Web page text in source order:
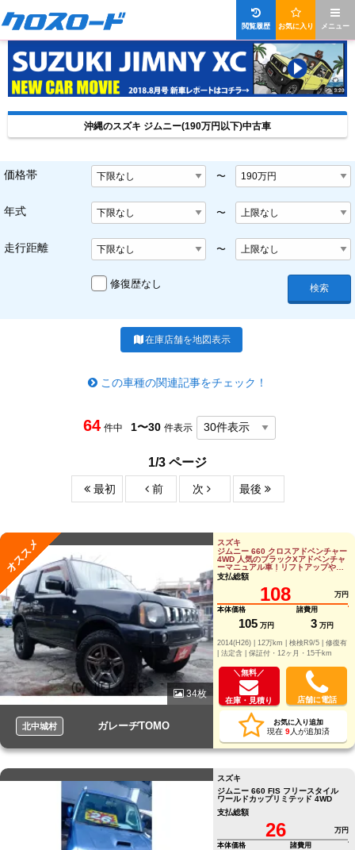
メニュー
お気に入り
閲覧履歴
沖縄のスズキ ジムニー(190万円以下)中古車
価格帯 〜
年式 〜
走行距離 〜
修復歴なし 検索
在庫店舗を地図表示
この車種の関連記事をチェック！
64 件中 1〜30 件表示
1/3 ページ
最初 前 次 最後
オススメ
34枚
北中城村 ガレーヂTOMO
スズキ
ジムニー 660 クロスアドベンチャー
4WD 人気のブラックXアドベンチャ
ーマニュアル車！リフトアップやツ
イーターなど、音にも走りにも拘っ
たジムニ
支払総額
108
万円
本体価格
105 万円
諸費用
3 万円
修復有
法定含 | 保証付・12ヶ月・15千km
＼無料／
在庫・見積り 店舗に電話
お気に入り追加
現在 9人が追加済
スズキ
ジムニー 660 FIS フリースタイル
ワールドカップリミテッド 4WD
支払総額
26
万円
本体価格
諸費用